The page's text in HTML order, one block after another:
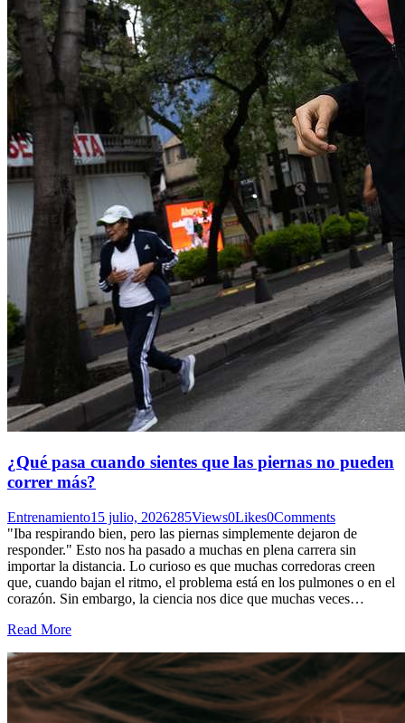
¿Qué pasa cuando sientes que las piernas no pueden
correr más?
Entrenamiento15 julio, 2026285Views0Likes0Comments
"Iba respirando bien, pero las piernas simplemente dejaron de
responder." Esto nos ha pasado a muchas en plena carrera sin
importar la distancia. Lo curioso es que muchas corredoras creen
que, cuando bajan el ritmo, el problema está en los pulmones o en el
corazón. Sin embargo, la ciencia nos dice que muchas veces…
Read More